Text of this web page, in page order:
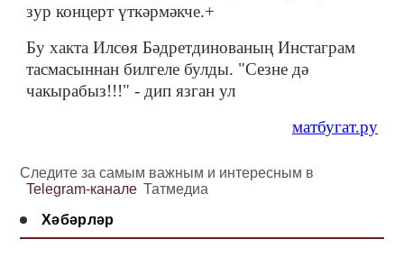
зур концерт үткәрмәкче.+
Бу хакта Илсөя Бәдретдинованың Инстаграм
тасмасыннан билгеле булды. "Сезне дә
чакырабыз!!!" - дип язган ул
матбугат.ру
Следите за самым важным и интересным в
Telegram-канале Татмедиа
Хәбәрләр